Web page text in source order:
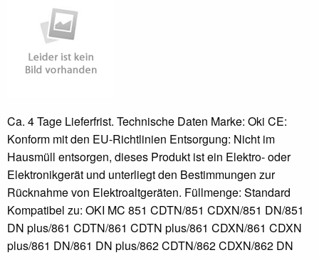
Ca. 4 Tage Lieferfrist. Technische Daten Marke: Oki CE:
Konform mit den EU-Richtlinien Entsorgung: Nicht im
Hausmüll entsorgen, dieses Produkt ist ein Elektro- oder
Elektronikgerät und unterliegt den Bestimmungen zur
Rücknahme von Elektroaltgeräten. Füllmenge: Standard
Kompatibel zu: OKI MC 851 CDTN/851 CDXN/851 DN/851
DN plus/861 CDTN/861 CDTN plus/861 CDXN/861 CDXN
plus/861 DN/861 DN plus/862 CDTN/862 CDXN/862 DN